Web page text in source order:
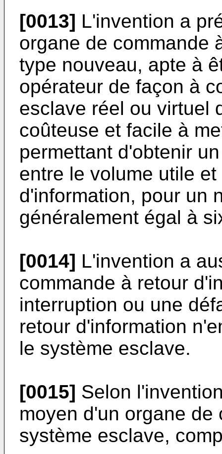
[0013] L'invention a
organe de commande
type nouveau, apte à
opérateur de façon à
esclave réel ou virtuel
coûteuse et facile à
permettant d'obtenir
entre le volume utile
d'information, pour un
généralement égal à
[0014] L'invention a
commande à retour
interruption ou une
retour d'information
le système esclave.
[0015] Selon
moyen d'un organe de
système esclave,